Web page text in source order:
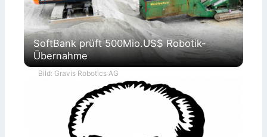
SoftBank prüft 500Mio.US$ Robotik-
Übernahme
Bild: Gravis Robotics AG